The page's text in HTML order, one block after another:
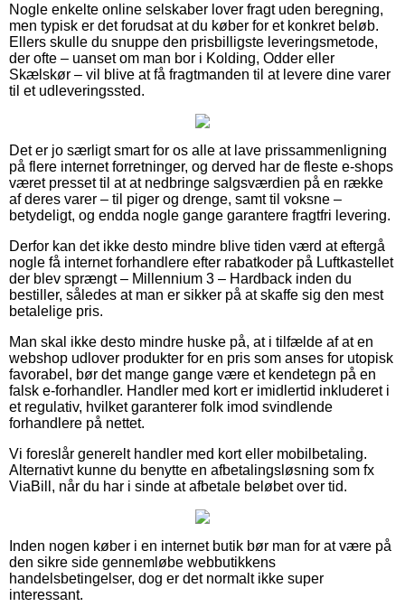
Nogle enkelte online selskaber lover fragt uden beregning,
men typisk er det forudsat at du køber for et konkret beløb.
Ellers skulle du snuppe den prisbilligste leveringsmetode,
der ofte – uanset om man bor i Kolding, Odder eller
Skælskør – vil blive at få fragtmanden til at levere dine varer
til et udleveringssted.
Det er jo særligt smart for os alle at lave prissammenligning
på flere internet forretninger, og derved har de fleste e-shops
været presset til at at nedbringe salgsværdien på en række
af deres varer – til piger og drenge, samt til voksne –
betydeligt, og endda nogle gange garantere fragtfri levering.
Derfor kan det ikke desto mindre blive tiden værd at eftergå
nogle få internet forhandlere efter rabatkoder på Luftkastellet
der blev sprængt – Millennium 3 – Hardback inden du
bestiller, således at man er sikker på at skaffe sig den mest
betalelige pris.
Man skal ikke desto mindre huske på, at i tilfælde af at en
webshop udlover produkter for en pris som anses for utopisk
favorabel, bør det mange gange være et kendetegn på en
falsk e-forhandler. Handler med kort er imidlertid inkluderet i
et regulativ, hvilket garanterer folk imod svindlende
forhandlere på nettet.
Vi foreslår generelt handler med kort eller mobilbetaling.
Alternativt kunne du benytte en afbetalingsløsning som fx
ViaBill, når du har i sinde at afbetale beløbet over tid.
Inden nogen køber i en internet butik bør man for at være på
den sikre side gennemløbe webbutikkens
handelsbetingelser, dog er det normalt ikke super
interessant.